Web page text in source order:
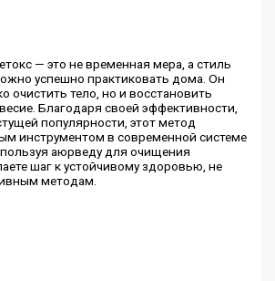
— это не временная мера, а стиль
успешно практиковать дома. Он
очистить тело, но и восстановить
Благодаря своей эффективности,
популярности, этот метод
инструментом в современной системе
аюрведу для очищения
шаг к устойчивому здоровью, не
методам.